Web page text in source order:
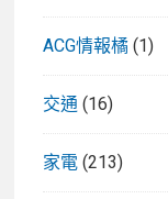
ACG情報橘 (1)
交通 (16)
家電 (213)